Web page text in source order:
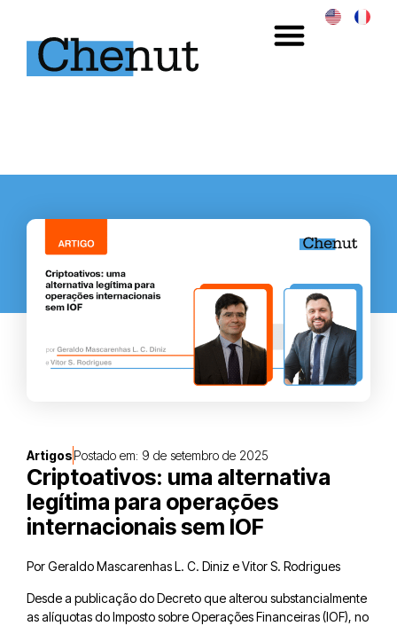
ArtigosPostado em: 9 de setembro de 2025
Criptoativos: uma alternativa
legítima para operações
internacionais sem IOF
Por Geraldo Mascarenhas L. C. Diniz e Vitor S. Rodrigues
Desde a publicação do Decreto que alterou substancialmente
as alíquotas do Imposto sobre Operações Financeiras (IOF), no